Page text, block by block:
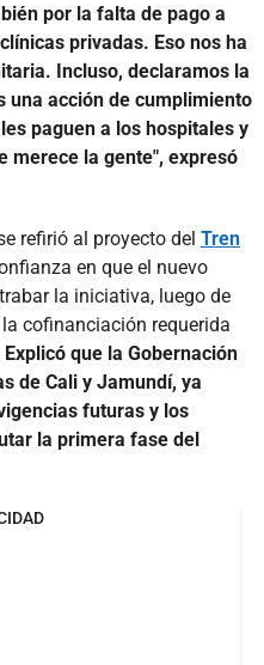
por la falta de pago a
privadas. Eso nos ha
Incluso, declaramos la
una acción de cumplimiento
paguen a los hospitales y
merece la gente", expresó
refirió al proyecto del Tren
en que el nuevo
la iniciativa, luego de
cofinanciación requerida
Explicó que la Gobernación
de Cali y Jamundí, ya
futuras y los
la primera fase del